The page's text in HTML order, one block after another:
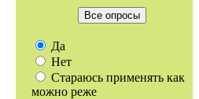
Все опросы
Да
Нет
Стараюсь применять как
можно реже